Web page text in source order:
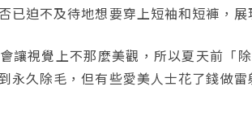
已迫不及待地想要穿上短袖和短褲，展
讓視覺上不那麼美觀，所以夏天前「
永久除毛，但有些愛美人士花了錢做